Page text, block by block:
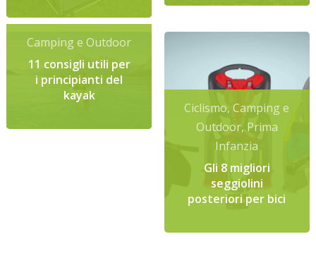
Camping e Outdoor
11 consigli utili per
i principianti del
kayak
Ciclismo,Camping e
Outdoor, Prima
Infanzia
Gli 8 migliori
seggiolini
posteriori per bici